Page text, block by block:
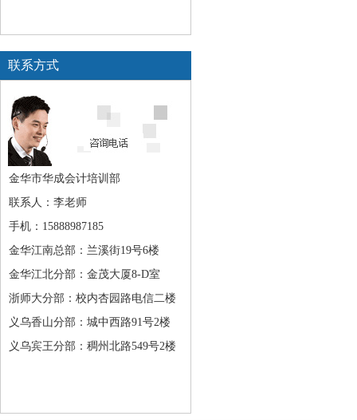
联系方式
金华市华成会计培训部
联系人：李老师
手机：15888987185
金华江南总部：兰溪街19号6楼
金华江北分部：金茂大厦8-D室
浙师大分部：校内杏园路电信二楼
义乌香山分部：城中西路91号2楼
义乌宾王分部：稠州北路549号2楼